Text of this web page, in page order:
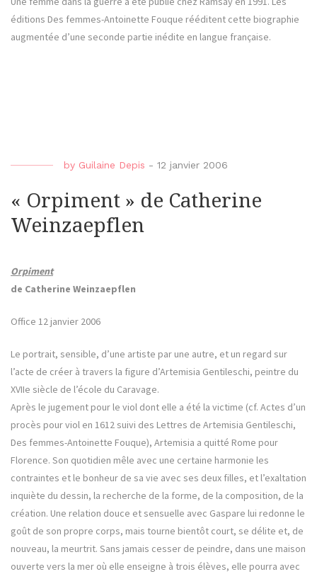
éditions Des femmes-Antoinette Fouque rééditent cette biographie
augmentée d’une seconde partie inédite en langue française.
by Guilaine Depis - 12 janvier 2006
« Orpiment » de Catherine
Weinzaepflen
Orpiment
de Catherine Weinzaepflen
Office 12 janvier 2006
Le portrait, sensible, d’une artiste par une autre, et un regard sur
l’acte de créer à travers la figure d’Artemisia Gentileschi, peintre du
XVIIe siècle de l’école du Caravage.
Après le jugement pour le viol dont elle a été la victime (cf. Actes d’un
procès pour viol en 1612 suivi des Lettres de Artemisia Gentileschi,
Des femmes-Antoinette Fouque), Artemisia a quitté Rome pour
Florence. Son quotidien mêle avec une certaine harmonie les
contraintes et le bonheur de sa vie avec ses deux filles, et l’exaltation
inquiète du dessin, la recherche de la forme, de la composition, de la
création. Une relation douce et sensuelle avec Gaspare lui redonne le
goût de son propre corps, mais tourne bientôt court, se délite et, de
nouveau, la meurtrit. Sans jamais cesser de peindre, dans une maison
ouverte vers la mer où elle enseigne à trois élèves, elle pourra avec